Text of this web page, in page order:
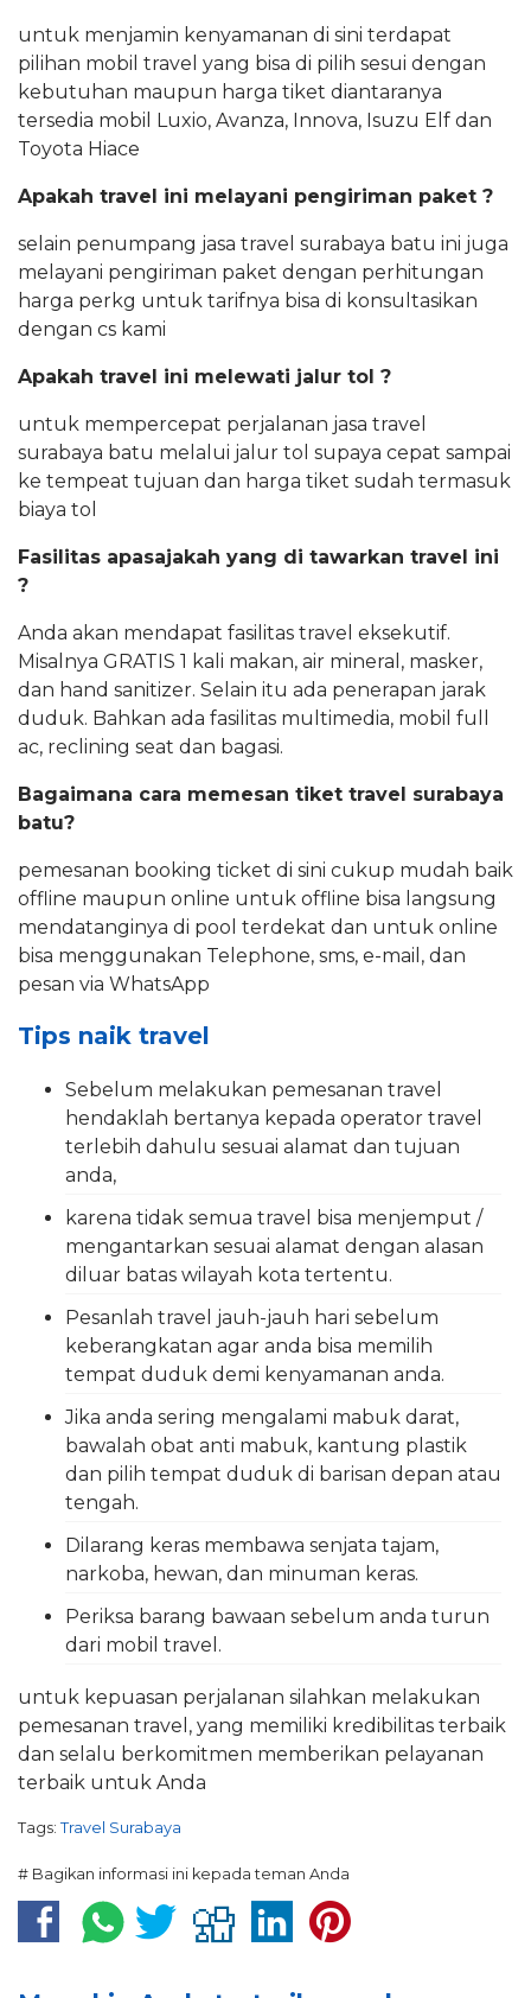
untuk menjamin kenyamanan di sini terdapat
pilihan mobil travel yang bisa di pilih sesui dengan
kebutuhan maupun harga tiket diantaranya
tersedia mobil Luxio, Avanza, Innova, Isuzu Elf dan
Toyota Hiace
Apakah travel ini melayani pengiriman paket ?
selain penumpang jasa travel surabaya batu ini juga
melayani pengiriman paket dengan perhitungan
harga perkg untuk tarifnya bisa di konsultasikan
dengan cs kami
Apakah travel ini melewati jalur tol ?
untuk mempercepat perjalanan jasa travel
surabaya batu melalui jalur tol supaya cepat sampai
ke tempeat tujuan dan harga tiket sudah termasuk
biaya tol
Fasilitas apasajakah yang di tawarkan travel ini
?
Anda akan mendapat fasilitas travel eksekutif.
Misalnya GRATIS 1 kali makan, air mineral, masker,
dan hand sanitizer. Selain itu ada penerapan jarak
duduk. Bahkan ada fasilitas multimedia, mobil full
ac, reclining seat dan bagasi.
Bagaimana cara memesan tiket travel surabaya
batu?
pemesanan booking ticket di sini cukup mudah baik
offline maupun online untuk offline bisa langsung
mendatanginya di pool terdekat dan untuk online
bisa menggunakan Telephone, sms, e-mail, dan
pesan via WhatsApp
Tips naik travel
Sebelum melakukan pemesanan travel
hendaklah bertanya kepada operator travel
terlebih dahulu sesuai alamat dan tujuan
anda,
karena tidak semua travel bisa menjemput /
mengantarkan sesuai alamat dengan alasan
diluar batas wilayah kota tertentu.
Pesanlah travel jauh-jauh hari sebelum
keberangkatan agar anda bisa memilih
tempat duduk demi kenyamanan anda.
Jika anda sering mengalami mabuk darat,
bawalah obat anti mabuk, kantung plastik
dan pilih tempat duduk di barisan depan atau
tengah.
Dilarang keras membawa senjata tajam,
narkoba, hewan, dan minuman keras.
Periksa barang bawaan sebelum anda turun
dari mobil travel.
untuk kepuasan perjalanan silahkan melakukan
pemesanan travel, yang memiliki kredibilitas terbaik
dan selalu berkomitmen memberikan pelayanan
terbaik untuk Anda
Tags: Travel Surabaya
# Bagikan informasi ini kepada teman Anda